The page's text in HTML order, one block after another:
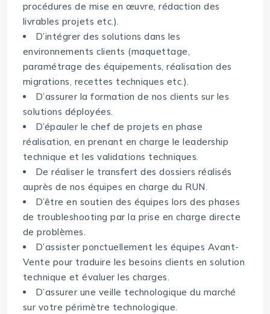
procédures de mise en œuvre, rédaction des
livrables projets etc.).
D’intégrer des solutions dans les
environnements clients (maquettage,
paramétrage des équipements, réalisation des
migrations, recettes techniques etc.).
D’assurer la formation de nos clients sur les
solutions déployées.
D’épauler le chef de projets en phase
réalisation, en prenant en charge le leadership
technique et les validations techniques.
De réaliser le transfert des dossiers réalisés
auprès de nos équipes en charge du RUN.
D’être en soutien des équipes lors des phases
de troubleshooting par la prise en charge directe
de problèmes.
D’assister ponctuellement les équipes Avant-
Vente pour traduire les besoins clients en solution
technique et évaluer les charges.
D’assurer une veille technologique du marché
sur votre périmètre technologique.